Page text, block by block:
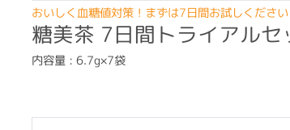
おいしく血糖値対策！まずは7日間お試しください
糖美茶 7日間トライアルセ
内容量 : 6.7g×7袋